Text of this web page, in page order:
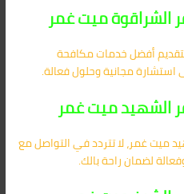
الشراقوة ميت غمر
أفضل خدمات مكافحة
استشارة مجانية وحلول فعالة.
الشهيد ميت غمر
ميت غمر، لا تتردد في التواصل مع
لضمان راحة بالك.